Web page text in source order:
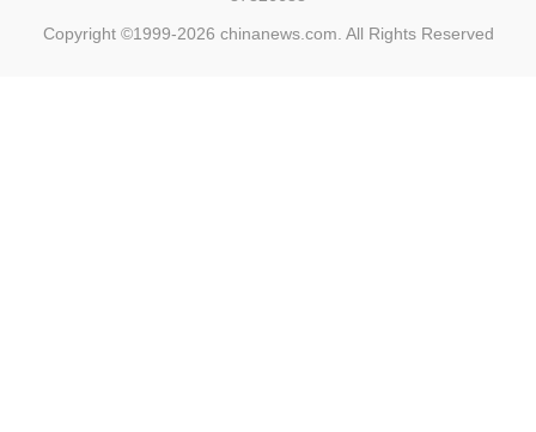
Copyright ©1999-2026 chinanews.com. All Rights Reserved